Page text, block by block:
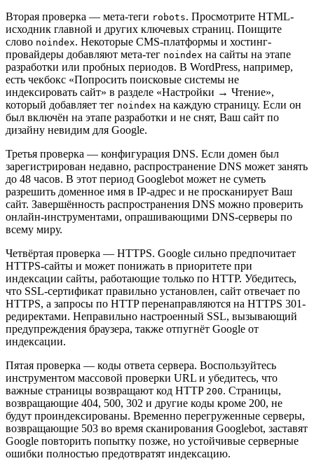
Вторая проверка — мета-теги robots. Просмотрите HTML-
исходник главной и других ключевых страниц. Поищите
слово noindex. Некоторые CMS-платформы и хостинг-
провайдеры добавляют мета-тег noindex на сайты на этапе
разработки или пробных периодов. В WordPress, например,
есть чекбокс «Попросить поисковые системы не
индексировать сайт» в разделе «Настройки → Чтение»,
который добавляет тег noindex на каждую страницу. Если он
был включён на этапе разработки и не снят, Ваш сайт по
дизайну невидим для Google.
Третья проверка — конфигурация DNS. Если домен был
зарегистрирован недавно, распространение DNS может занять
до 48 часов. В этот период Googlebot может не суметь
разрешить доменное имя в IP-адрес и не просканирует Ваш
сайт. Завершённость распространения DNS можно проверить
онлайн-инструментами, опрашивающими DNS-серверы по
всему миру.
Четвёртая проверка — HTTPS. Google сильно предпочитает
HTTPS-сайты и может понижать в приоритете при
индексации сайты, работающие только по HTTP. Убедитесь,
что SSL-сертификат правильно установлен, сайт отвечает по
HTTPS, а запросы по HTTP перенаправляются на HTTPS 301-
редиректами. Неправильно настроенный SSL, вызывающий
предупреждения браузера, также отпугнёт Google от
индексации.
Пятая проверка — коды ответа сервера. Воспользуйтесь
инструментом массовой проверки URL и убедитесь, что
важные страницы возвращают код HTTP 200. Страницы,
возвращающие 404, 500, 302 и другие коды кроме 200, не
будут проиндексированы. Временно перегруженные серверы,
возвращающие 503 во время сканирования Googlebot, заставят
Google повторить попытку позже, но устойчивые серверные
ошибки полностью предотвратят индексацию.